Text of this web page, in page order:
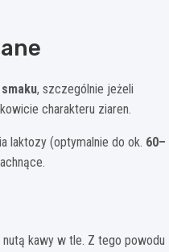
, szczególnie jeżeli
charakteru ziaren.
laktozy (optymalnie do ok. 60–
kawy w tle. Z tego powodu